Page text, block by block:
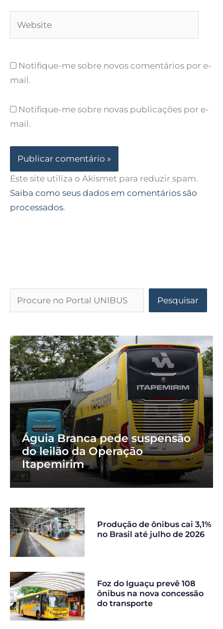
Notifique-me sobre novos comentários por e-
mail.
Notifique-me sobre novas publicações por e-
mail.
Este site utiliza o Akismet para reduzir spam.
Saiba como seus dados em comentários são
processados.
Pesquisar
Águia Branca pede suspensão
do leilão da Operação
Itapemirim
Produção de ônibus cai 3,1%
no Brasil até julho de 2026
Foz do Iguaçu prevê 108
ônibus na nova concessão
do transporte